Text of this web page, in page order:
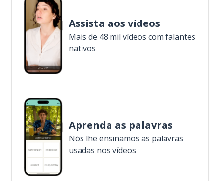
Assista aos vídeos
Mais de 48 mil vídeos com falantes
nativos
Aprenda as palavras
Nós lhe ensinamos as palavras
usadas nos vídeos